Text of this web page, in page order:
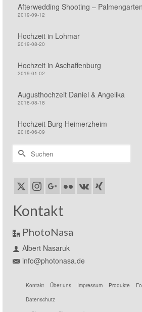
Afterwedding Shooting –
2019-09-12
Hochzeit in Lohmar
2019-08-20
Hochzeit in Aschaffenburg
2019-01-02
Augusthochzeit Daniel & Angelika
2018-08-18
Hochzeit Burg Heimerzheim
2018-06-09
Suchen
nach:
Kontakt
PhotoNasa
Albert Nasaruk
info@photonasa.de
Kontakt Über uns Impressum Produkte
Datenschutz